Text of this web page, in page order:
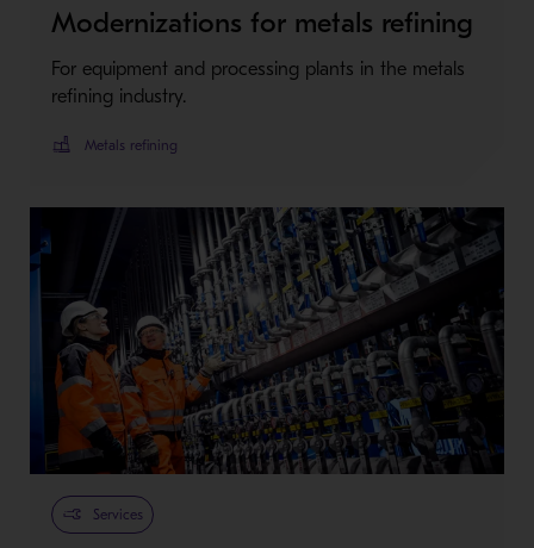
Modernizations for metals refining
For equipment and processing plants in the metals
refining industry.
Metals refining
Services